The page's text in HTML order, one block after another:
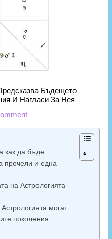
Бъдещето
И Нагласи За Нея
как да бъде
прочели и една
на Астрологията
могат
поколения